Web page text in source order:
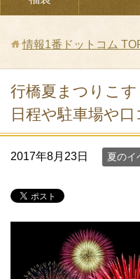
情報1番ドットコム
行橋夏まつりこ
日程や駐車場や
2017年8月23日 夏のイ